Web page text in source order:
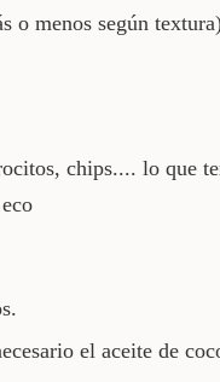
o menos según
chips.... lo que
el aceite de